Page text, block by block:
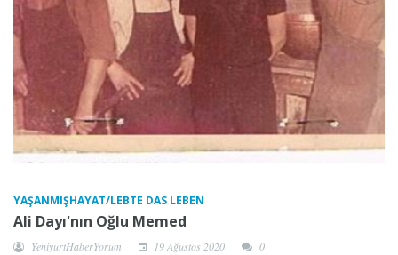
YAŞANMIŞHAYAT/LEBTE DAS LEBEN
Ali Dayı'nın Oğlu Memed
YeniyurtHaberYorum 19 Ağustos 2020 0